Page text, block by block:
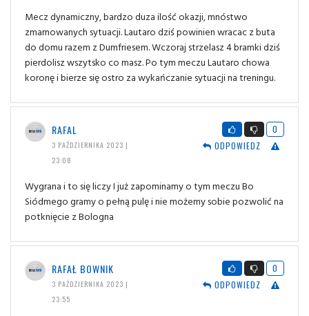
Mecz dynamiczny, bardzo duza ilość okazji, mnóstwo
zmarnowanych sytuacji. Lautaro dziś powinien wracac z buta
do domu razem z Dumfriesem. Wczoraj strzelasz 4 bramki dziś
pierdolisz wszytsko co masz. Po tym meczu Lautaro chowa
koronę i bierze się ostro za wykańczanie sytuacji na treningu.
RAFAL
3 PAŹDZIERNIKA 2023 |
23:08
0
ODPOWIEDZ
Wygrana i to się liczy I już zapominamy o tym meczu Bo
Siódmego gramy o pełną pulę i nie możemy sobie pozwolić na
potknięcie z Bologna
RAFAŁ BOWNIK
3 PAŹDZIERNIKA 2023 |
23:55
0
ODPOWIEDZ